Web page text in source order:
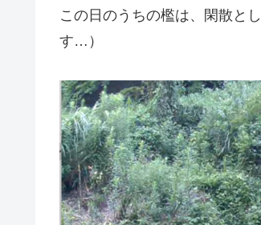
この日のうちの檻は、閑散と
す…）